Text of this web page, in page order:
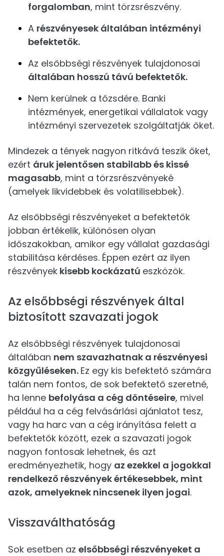
forgalomban, mint törzsrészvény.
A részvényesek általában intézményi
befektetők.
Az elsőbbségi részvények tulajdonosai
általában hosszú távú befektetők.
Nem kerülnek a tőzsdére. Banki
intézmények, energetikai vállalatok vagy
intézményi szervezetek szolgáltatják őket.
Mindezek a tények nagyon ritkává teszik őket,
ezért áruk jelentősen stabilabb és kissé
magasabb, mint a törzsrészvényeké
(amelyek likvidebbek és volatilisebbek).
Az elsőbbségi részvényeket a befektetők
jobban értékelik, különösen olyan
időszakokban, amikor egy vállalat gazdasági
stabilitása kérdéses. Éppen ezért az ilyen
részvények kisebb kockázatú eszközök.
Az elsőbbségi részvények által
biztosított szavazati jogok
Az elsőbbségi részvények tulajdonosai
általában nem szavazhatnak a részvényesi
közgyűléseken. Ez egy kis befektető számára
talán nem fontos, de sok befektető szeretné,
ha lenne befolyása a cég döntéseire, mivel
például ha a cég felvásárlási ajánlatot tesz,
vagy ha harc van a cég irányítása felett a
befektetők között, ezek a szavazati jogok
nagyon fontosak lehetnek, és azt
eredményezhetik, hogy az ezekkel a jogokkal
rendelkező részvények értékesebbek, mint
azok, amelyeknek nincsenek ilyen jogai.
Visszaválthatóság
Sok esetben az elsőbbségi részvényeket a